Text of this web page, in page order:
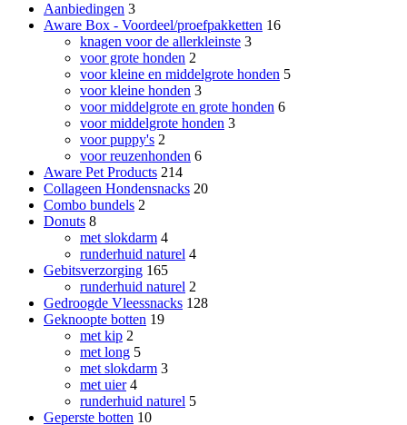
Aanbiedingen 3
Aware Box - Voordeel/proefpakketten 16
knagen voor de allerkleinste 3
voor grote honden 2
voor kleine en middelgrote honden 5
voor kleine honden 3
voor middelgrote en grote honden 6
voor middelgrote honden 3
voor puppy's 2
voor reuzenhonden 6
Aware Pet Products 214
Collageen Hondensnacks 20
Combo bundels 2
Donuts 8
met slokdarm 4
runderhuid naturel 4
Gebitsverzorging 165
runderhuid naturel 2
Gedroogde Vleessnacks 128
Geknoopte botten 19
met kip 2
met long 5
met slokdarm 3
met uier 4
runderhuid naturel 5
Geperste botten 10